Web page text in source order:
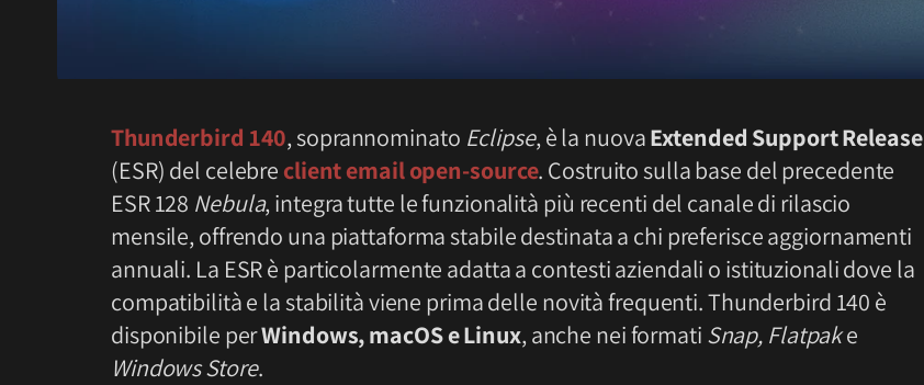
Thunderbird 140, soprannominato Eclipse, è la nuovaExtended Support Release
(ESR) del celebre client email open-source. Costruito sulla base del precedente
ESR 128 Nebula, integra tutte le funzionalità più recenti del canale di rilascio
mensile, offrendo una piattaforma stabile destinata a chi preferisce aggiornamenti
annuali. La ESR è particolarmente adatta a contesti aziendali o istituzionali dove la
compatibilità e la stabilità viene prima delle novità frequenti. Thunderbird 140 è
disponibile perWindows, macOS e Linux, anche nei formati Snap, Flatpake
Windows Store.